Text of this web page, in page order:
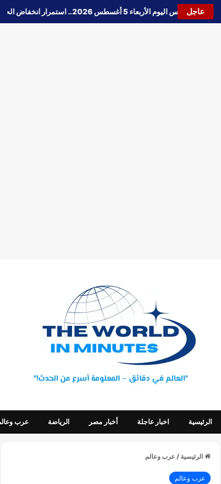
عاجل
🔵حالة الطقس اليوم الأربعاء 5 أغسطس 2026.. استمرار انخفاض الحرارة وتحذيرات من الشبورة واضطراب الملاحة
الرئيسية اخبار عاجلة أخبار مصر الرياضة عرب
الرئيسية / عرب وعالم
عرب وعالم